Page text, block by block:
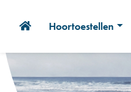
Hoortoestellen